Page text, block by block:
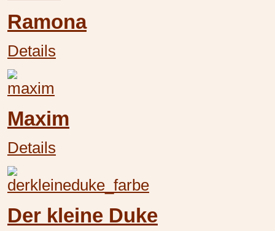
Ramona
Details
Maxim
Details
Der kleine Duke